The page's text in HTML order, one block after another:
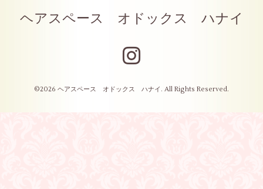
ヘアスペース オドックス ハナイ
©2026 ヘアスペース オドックス ハナイ . All Rights Reserved.